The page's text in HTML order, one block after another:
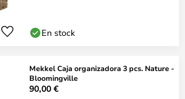
En stock
Mekkel Caja organizadora 3 pcs. Nature -
Bloomingville
90,00 €